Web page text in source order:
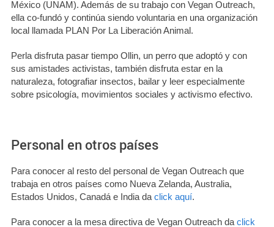
México (UNAM). Además de su trabajo con Vegan Outreach,
ella co-fundó y continúa siendo voluntaria en una organización
local llamada PLAN Por La Liberación Animal.
Perla disfruta pasar tiempo Ollin, un perro que adoptó y con
sus amistades activistas, también disfruta estar en la
naturaleza, fotografiar insectos, bailar y leer especialmente
sobre psicología, movimientos sociales y activismo efectivo.
Personal en otros países
Para conocer al resto del personal de Vegan Outreach que
trabaja en otros países como Nueva Zelanda, Australia,
Estados Unidos, Canadá e India da click aquí.
Para conocer a la mesa directiva de Vegan Outreach da click